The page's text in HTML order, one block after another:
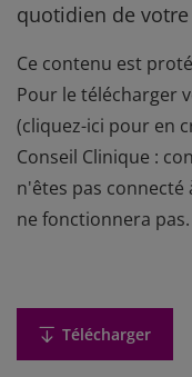
quotidien de
Ce contenu est
Pour le télécharger
(cliquez-ici pour en
Conseil Clinique :
n'êtes pas
ne fonctionnera pas.
Télécharger